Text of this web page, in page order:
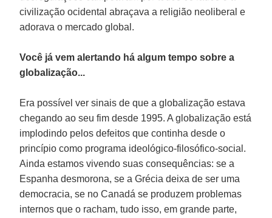
civilização ocidental abraçava a religião neoliberal e
adorava o mercado global.
Você já vem alertando há algum tempo sobre a
globalização...
Era possível ver sinais de que a globalização estava
chegando ao seu fim desde 1995. A globalização está
implodindo pelos defeitos que continha desde o
princípio como programa ideológico-filosófico-social.
Ainda estamos vivendo suas consequências: se a
Espanha desmorona, se a Grécia deixa de ser uma
democracia, se no Canadá se produzem problemas
internos que o racham, tudo isso, em grande parte,